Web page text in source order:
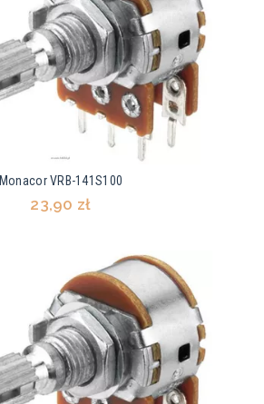
Monacor VRB-141S100
23,90 zł